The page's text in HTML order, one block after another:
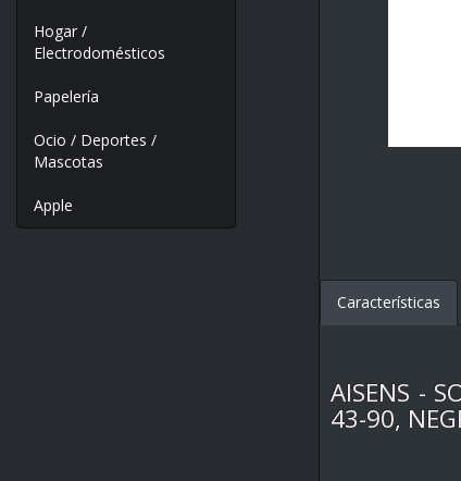
Hogar /
Electrodomésticos
Papelería
Ocio / Deportes /
Mascotas
Apple
Características
AISENS -
43-90,